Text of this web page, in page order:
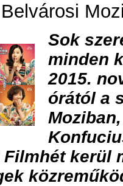
Sok
minden
2015.
órától a
kerül